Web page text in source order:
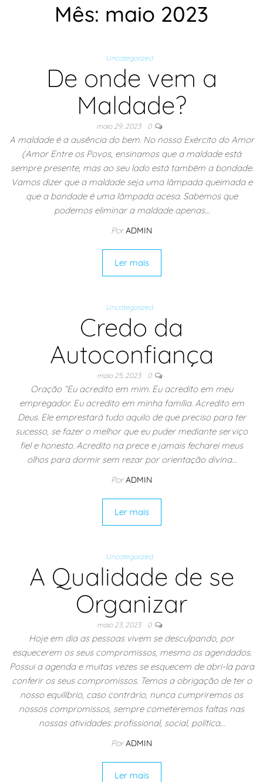
Mês: maio 2023
Uncategorized
De onde vem a
Maldade?
maio 29, 2023 0
A maldade é a ausência do bem. No nosso Exército do Amor
(Amor Entre os Povos, ensinamos que a maldade está
sempre presente, mas ao seu lado está também a bondade.
Vamos dizer que a maldade seja uma lâmpada queimada e
que a bondade é uma lâmpada acesa. Sabemos que
podemos eliminar a maldade apenas…
Por ADMIN
Ler mais
Uncategorized
Credo da
Autoconfiança
maio 25, 2023 0
Oração “Eu acredito em mim. Eu acredito em meu
empregador. Eu acredito em minha família. Acredito em
Deus. Ele emprestará tudo aquilo de que preciso para ter
sucesso, se fazer o melhor que eu puder mediante serviço
fiel e honesto. Acredito na prece e jamais fecharei meus
olhos para dormir sem rezar por orientação divina…
Por ADMIN
Ler mais
Uncategorized
A Qualidade de se
Organizar
maio 23, 2023 0
Hoje em dia as pessoas vivem se desculpando, por
esquecerem os seus compromissos, mesmo os agendados.
Possui a agenda e muitas vezes se esquecem de abri-la para
conferir os seus compromissos. Temos a obrigação de ter o
nosso equilíbrio, caso contrário, nunca cumpriremos os
nossos compromissos, sempre cometeremos faltas nas
nossas atividades: profissional, social, política…
Por ADMIN
Ler mais